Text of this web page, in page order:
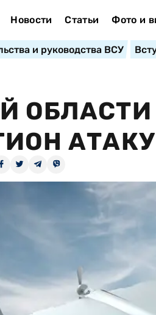
Новости Статьи Фото и
и руководства ВСУ